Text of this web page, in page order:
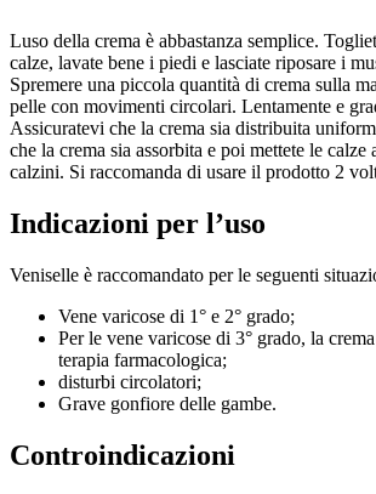
Luso della crema è abbastanza semplice.
calze, lavate bene i piedi e lasciate riposare i
Spremere una piccola quantità di crema sulla
pelle con movimenti circolari. Lentamente e
Assicuratevi che la crema sia distribuita
che la crema sia assorbita e poi mettete le calze
calzini. Si raccomanda di usare il prodotto 2
Indicazioni per l’uso
Veniselle è raccomandato per le seguenti
Vene varicose di 1° e 2° grado;
Per le vene varicose di 3° grado, la
terapia farmacologica;
disturbi circolatori;
Grave gonfiore delle gambe.
Controindicazioni